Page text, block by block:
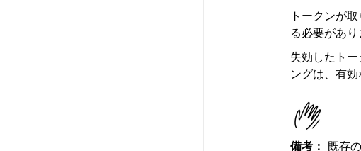
トークンが
る必要があり
失効したト
ングは、有
備考： 既存